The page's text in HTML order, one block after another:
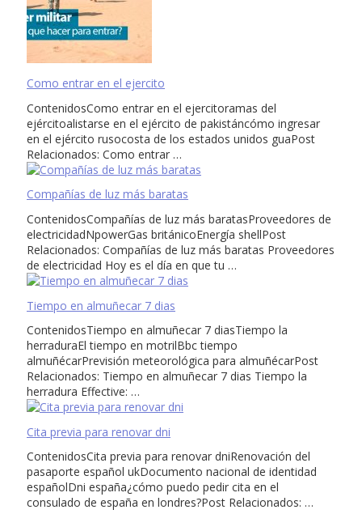
Como entrar en el ejercito
ContenidosComo entrar en el ejercitoramas del
ejércitoalistarse en el ejército de pakistáncómo ingresar
en el ejército rusocosta de los estados unidos guaPost
Relacionados: Como entrar …
Compañías de luz más baratas
ContenidosCompañías de luz más baratasProveedores de
electricidadNpowerGas británicoEnergía shellPost
Relacionados: Compañías de luz más baratas Proveedores
de electricidad Hoy es el día en que tu …
Tiempo en almuñecar 7 dias
ContenidosTiempo en almuñecar 7 diasTiempo la
herraduraEl tiempo en motrilBbc tiempo
almuñécarPrevisión meteorológica para almuñécarPost
Relacionados: Tiempo en almuñecar 7 dias Tiempo la
herradura Effective: …
Cita previa para renovar dni
ContenidosCita previa para renovar dniRenovación del
pasaporte español ukDocumento nacional de identidad
españolDni españa¿cómo puedo pedir cita en el
consulado de españa en londres?Post Relacionados: …